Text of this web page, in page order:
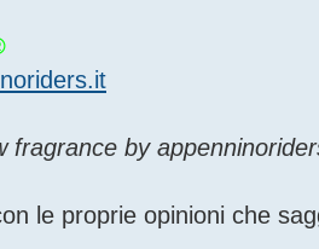
fragrance by
le proprie opinioni che